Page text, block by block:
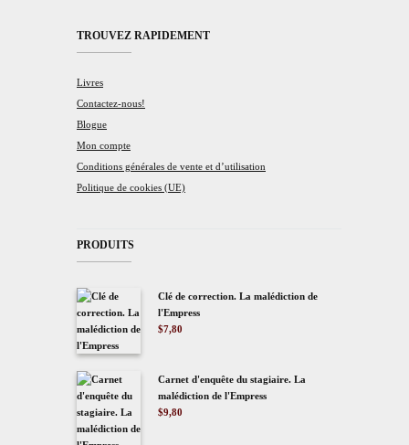
TROUVEZ RAPIDEMENT
Livres
Contactez-nous!
Blogue
Mon compte
Conditions générales de vente et d’utilisation
Politique de cookies (UE)
PRODUITS
Clé de correction. La malédiction de
l'Empress
$7,80
Carnet d'enquête du stagiaire. La
malédiction de l'Empress
$9,80